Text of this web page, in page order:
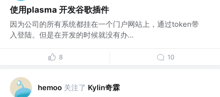
使用plasma 开发谷歌插件
因为公司的所有系统都挂在一个门户网站上，通过token带
入登陆。但是在开发的时候就没有办...
8 10
hemoo 关注了 Kylin奇霖